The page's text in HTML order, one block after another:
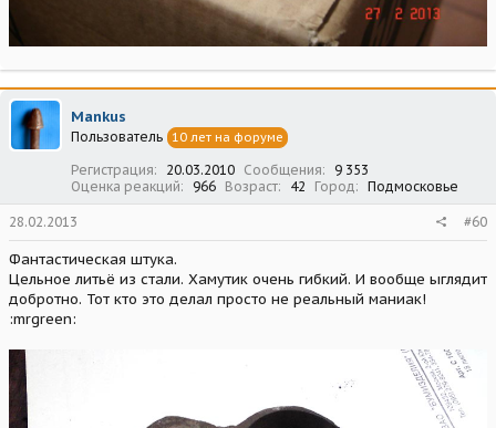
Mankus
Пользователь 10 лет на форуме
Регистрация 20.03.2010 Сообщения
9 353
Оценка реакций
966 Возраст 42 Город Подмосковье
28.02.2013 #60
Фантастическая штука.
Цельное литьё из стали. Хамутик очень гибкий. И вообще ыглядит
добротно. Тот кто это делал просто не реальный маниак!
:mrgreen: